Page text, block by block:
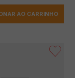
AO CARRINHO